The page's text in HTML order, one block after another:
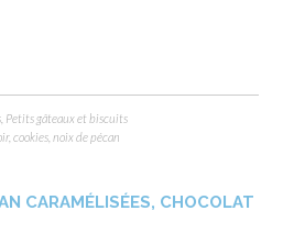
Petits gâteaux et biscuits
,cookies ,noix de pécan
CARAMÉLISÉES, CHOCOLAT